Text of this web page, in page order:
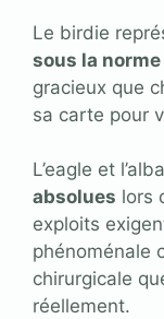
Le birdie
sous la
gracieux que
sa carte pour
L’eagle et
absolues lors
exploits
phénoménale
chirurgicale
réellement.